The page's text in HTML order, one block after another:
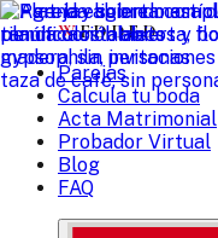
WEDDED
Parejas
Calcula tu boda
Acta Matrimonial
Probador Virtual
Blog
FAQ